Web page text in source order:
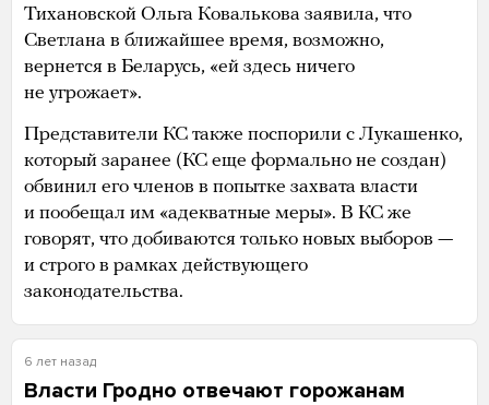
Тихановской Ольга Ковалькова заявила, что
Светлана в ближайшее время, возможно,
вернется в Беларусь, «ей здесь ничего
не угрожает».
Представители КС также поспорили с Лукашенко,
который заранее (КС еще формально не создан)
обвинил его членов в попытке захвата власти
и пообещал им «адекватные меры». В КС же
говорят, что добиваются только новых выборов —
и строго в рамках действующего
законодательства.
6 лет назад
Власти Гродно отвечают горожанам